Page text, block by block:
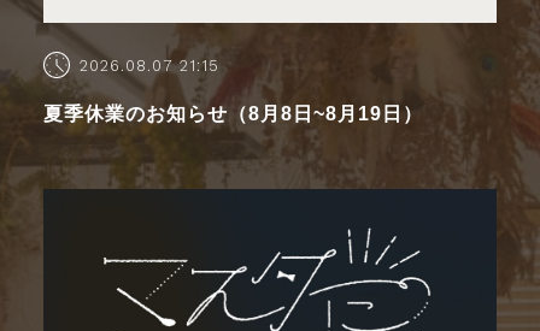
2026.08.07 21:15
夏季休業のお知らせ（8月8日~8月19日）